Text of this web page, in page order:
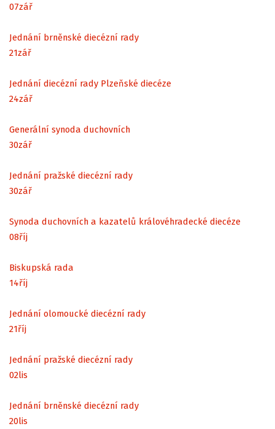
07zář
Jednání brněnské diecézní rady
21zář
Jednání diecézní rady Plzeňské diecéze
24zář
Generální synoda duchovních
30zář
Jednání pražské diecézní rady
30zář
Synoda duchovních a kazatelů královéhradecké diecéze
08říj
Biskupská rada
14říj
Jednání olomoucké diecézní rady
21říj
Jednání pražské diecézní rady
02lis
Jednání brněnské diecézní rady
20lis